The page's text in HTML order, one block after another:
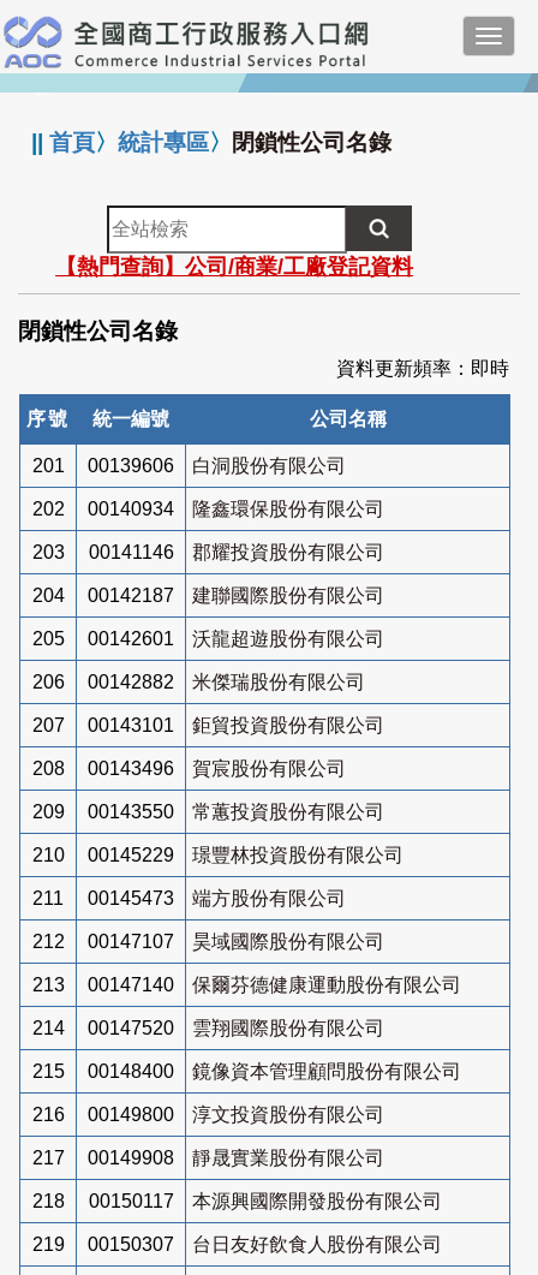
跳
到
主
要
:::
||首頁〉統計專區〉 閉鎖性公司名錄
全
站
檢
索
【熱門查詢】公司/商業/工廠登記資料
閉鎖性公司名錄
資料更新頻率：即時
序號 統一編號 公司名稱
201 00139606 白洞股份有限公司
202 00140934 隆鑫環保股份有限公司
203 00141146 郡耀投資股份有限公司
204 00142187 建聯國際股份有限公司
205 00142601 沃龍超遊股份有限公司
206 00142882 米傑瑞股份有限公司
207 00143101 鉅貿投資股份有限公司
208 00143496 賀宸股份有限公司
209 00143550 常蕙投資股份有限公司
210 00145229 璟豐林投資股份有限公司
211 00145473 端方股份有限公司
212 00147107 昊域國際股份有限公司
213 00147140 保爾芬德健康運動股份有限公司
214 00147520 雲翔國際股份有限公司
215 00148400 鏡像資本管理顧問股份有限公司
216 00149800 淳文投資股份有限公司
217 00149908 靜晟實業股份有限公司
218 00150117 本源興國際開發股份有限公司
219 00150307 台日友好飲食人股份有限公司